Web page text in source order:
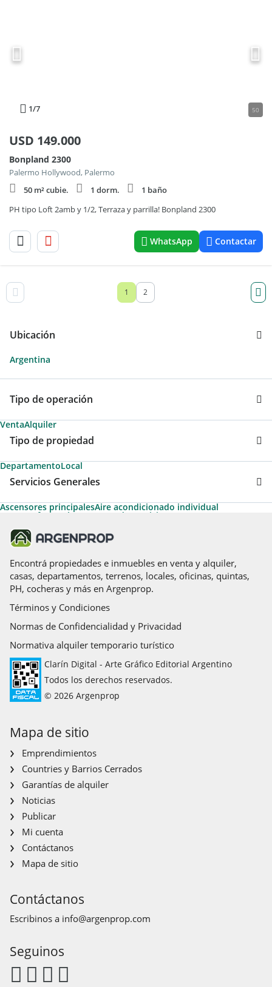
1/7 50
USD 149.000
Bonpland 2300
Palermo Hollywood, Palermo
50 m² cubie.
1 dorm.
1 baño
PH tipo Loft 2amb y 1/2, Terraza y parrilla! Bonpland 2300
WhatsApp Contactar
1 2
Ubicación
Argentina
Tipo de operación
VentaAlquiler
Tipo de propiedad
DepartamentoLocal
Servicios Generales
Ascensores principalesAire acondicionado individual
Apto Profesional Ascensores de servicio
Encontrá propiedades e inmuebles en venta y alquiler,
casas, departamentos, terrenos, locales, oficinas, quintas,
PH, cocheras y más en Argenprop.
Términos y Condiciones
Normas de Confidencialidad y Privacidad
Normativa alquiler temporario turístico
Clarín Digital - Arte Gráfico Editorial Argentino
Todos los derechos reservados.
© 2026 Argenprop
Mapa de sitio
Emprendimientos
Countries y Barrios Cerrados
Garantías de alquiler
Noticias
Publicar
Mi cuenta
Contáctanos
Mapa de sitio
Contáctanos
Escribinos a info@argenprop.com
Seguinos